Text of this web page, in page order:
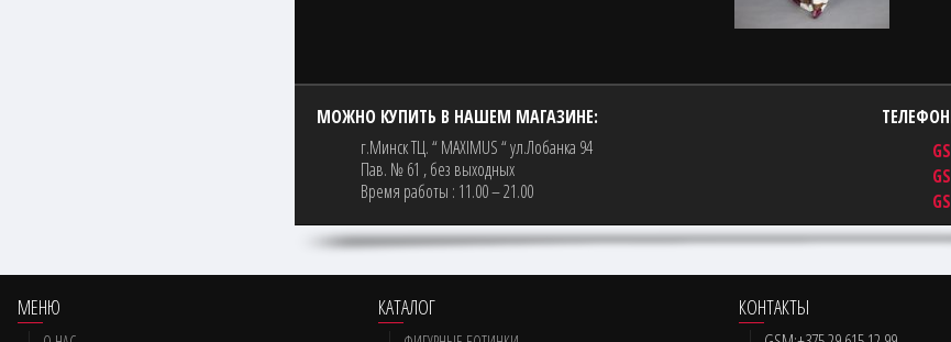
МОЖНО КУПИТЬ В НАШЕМ МАГАЗИНЕ:
г.Минск ТЦ. “ MAXIMUS “ ул.Лобанка 94
Пав. № 61 , без выходных
Время работы : 11.00 – 21.00
МЕНЮ КАТАЛОГ КОНТАКТЫ